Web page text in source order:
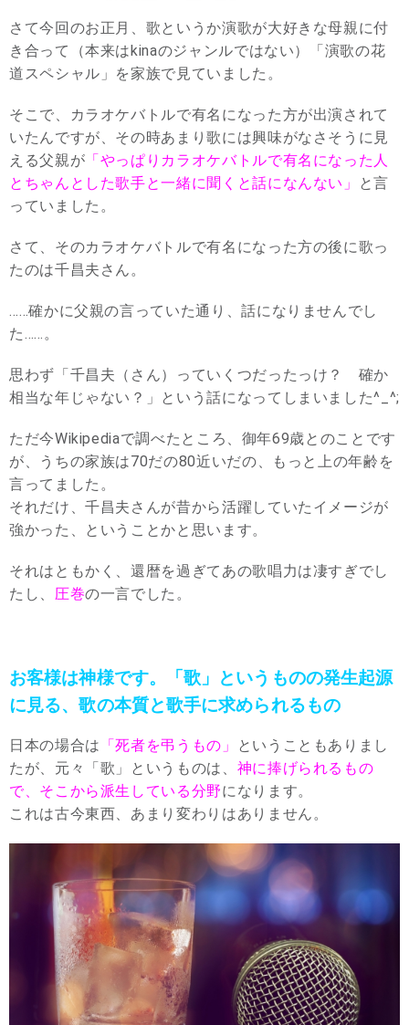
さて今回のお正月、歌というか演歌が大好きな母親に付
き合って（本来はkinaのジャンルではない）「演歌の花
道スペシャル」を家族で見ていました。
そこで、カラオケバトルで有名になった方が出演されて
いたんですが、その時あまり歌には興味がなさそうに見
える父親が 「やっぱりカラオケバトルで有名になった人
とちゃんとした歌手と一緒に聞くと話になんない」
と言
っていました。
さて、そのカラオケバトルで有名になった方の後に歌っ
たのは千昌夫さん。
……確かに父親の言っていた通り、話になりませんでし
た……。
思わず「千昌夫（さん）っていくつだったっけ？ 確か
相当な年じゃない？」という話になってしまいました^_^;
ただ今Wikipediaで調べたところ、御年69歳とのことです
が、うちの家族は70だの80近いだの、もっと上の年齢を
言ってました。
それだけ、千昌夫さんが昔から活躍していたイメージが
強かった、ということかと思います。
それはともかく、還暦を過ぎてあの歌唱力は凄すぎでし
たし、 圧巻の一言でした。
お客様は神様です。「歌」というものの発生起源
に見る、歌の本質と歌手に求められるもの
日本の場合は 「死者を弔うもの」
ということもありまし
たが、元々「歌」というものは、 神に捧げられるもの
で、そこから派生している分野になります。
これは古今東西、あまり変わりはありません。